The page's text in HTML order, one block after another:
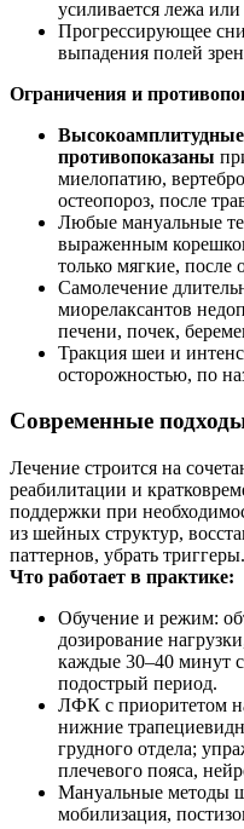
усиливается лежа
Прогрессирующее
выпадения полей
Ограничения и
противопоказаны
миелопатию,
остеопороз, после
Любые мануальные
выраженным
только мягкие, после
Самолечение
миорелаксантов
печени, почек,
Тракция шеи и
осторожностью, по
Современные
Лечение строится на
реабилитации и
поддержки при
из шейных структур,
паттернов, убрать триггеры.
Что работает в практике:
Обучение и режим:
дозирование
каждые 30–40 минут
подострый период.
ЛФК с приоритетом
нижние
грудного отдела;
плечевого пояса,
Мануальные методы
мобилизация,